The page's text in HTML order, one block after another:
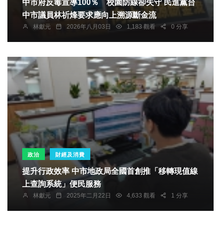
中市府反毒宣導100％ 校園防線卻失守 民進黨台
中市議員林祈烽要求應向上溯源斷金流
林獻元 2026年八月03日 1,183 觀看 0 分享
政治 財經及消費
提升行政效率 中市地政局全國首創推「移轉現值線
上查詢系統」便民服務
林獻元 2025年二月22日 4,633 觀看 1 分享